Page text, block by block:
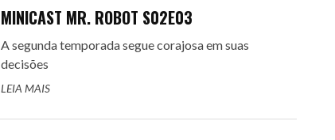
MINICAST MR. ROBOT S02E03
A segunda temporada segue corajosa em suas
decisões
LEIA MAIS